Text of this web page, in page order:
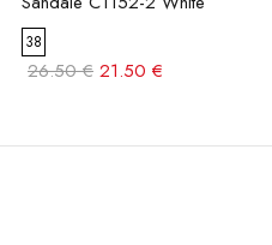
38
26.50 € 21.50 €